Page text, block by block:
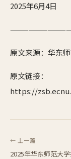
2025年6月4日
原文来源：华东
原文链接：
https://
← 上一篇
2025年华东师范大